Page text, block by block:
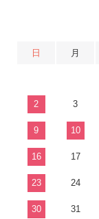
日 月
2 3
9 10
16 17
23 24
30 31